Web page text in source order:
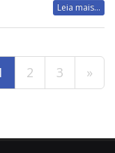
Leia mais...
2 3 »